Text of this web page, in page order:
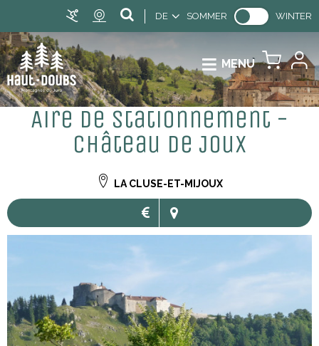
DE SOMMER WINTER
MENU
Aire de stationnement -
Château de Joux
LA CLUSE-ET-MIJOUX